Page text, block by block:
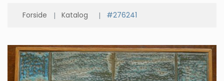
Forside Katalog #276241